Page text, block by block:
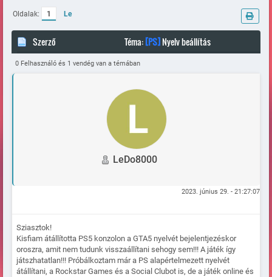
Oldalak: 1 Le
Szerző Téma:[PS]Nyelv beállítás
(Megtekintve 139941 alkalommal)
0 Felhasználó és 1 vendég van a témában
LeDo8000
2023. június 29. - 21:27:07
Sziasztok!
Kisfiam átállította PS5 konzolon a GTA5 nyelvét bejelentjezéskor
oroszra, amit nem tudunk visszaállítani sehogy sem!!! A játék így
játszhatatlan!!! Próbálkoztam már a PS alapértelmezett nyelvét
átállítani, a Rockstar Games és a Social Clubot is, de a játék online és